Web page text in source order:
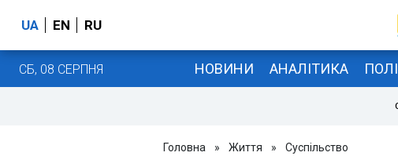
UA EN RU
СБ, 08 СЕРПНЯ НОВИНИ АНАЛІТИКА
Головна » Життя » Суспільство